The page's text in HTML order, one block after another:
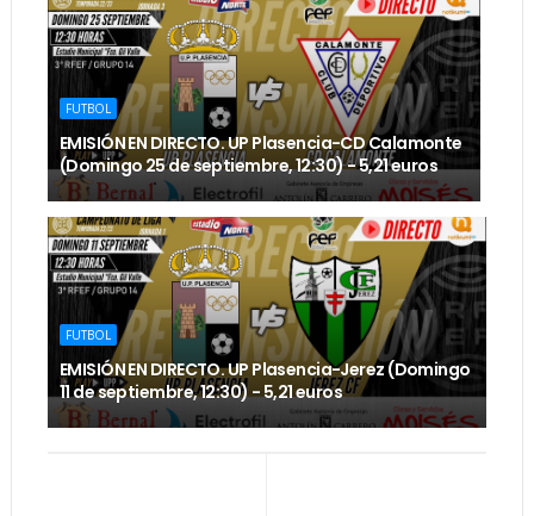
FUTBOL
EMISIÓN EN DIRECTO. UP Plasencia-CD Calamonte
(Domingo 25 de septiembre, 12:30) - 5,21 euros
FUTBOL
EMISIÓN EN DIRECTO. UP Plasencia-Jerez (Domingo
11 de septiembre, 12:30) - 5,21 euros